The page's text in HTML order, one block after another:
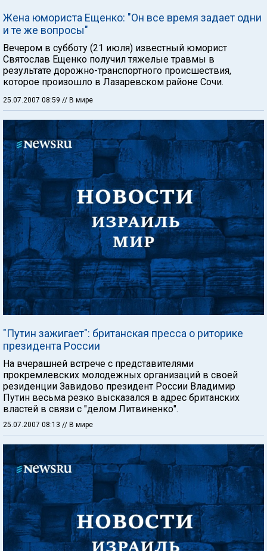
Жена юмориста Ещенко: "Он все время задает одни
и те же вопросы"
Вечером в субботу (21 июля) известный юморист
Святослав Ещенко получил тяжелые травмы в
результате дорожно-транспортного происшествия,
которое произошло в Лазаревском районе Сочи.
25.07.2007 08:59 // В мире
"Путин зажигает": британская пресса о риторике
президента России
На вчерашней встрече с представителями
прокремлевских молодежных организаций в своей
резиденции Завидово президент России Владимир
Путин весьма резко высказался в адрес британских
властей в связи с "делом Литвиненко".
25.07.2007 08:13 // В мире